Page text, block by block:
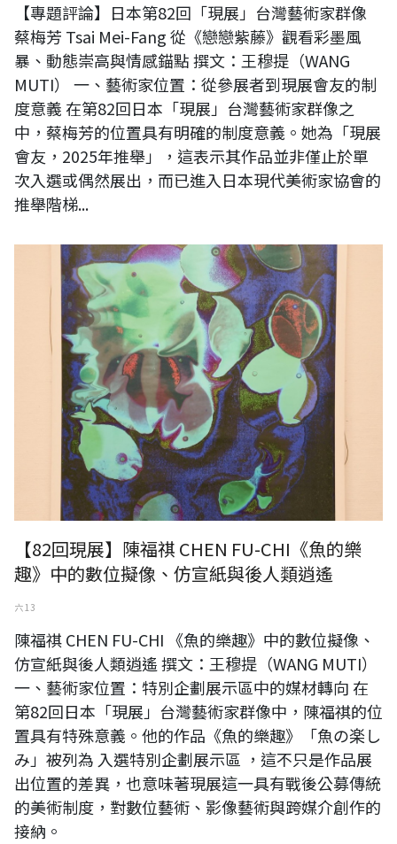
【專題評論】日本第82回「現展」台灣藝術家群像
蔡梅芳 Tsai Mei-Fang 從《戀戀紫藤》觀看彩墨風
暴、動態崇高與情感錨點 撰文：王穆提（WANG
MUTI） 一、藝術家位置：從參展者到現展會友的制
度意義 在第82回日本「現展」台灣藝術家群像之
中，蔡梅芳的位置具有明確的制度意義。她為「現展
會友，2025年推舉」，這表示其作品並非僅止於單
次入選或偶然展出，而已進入日本現代美術家協會的
推舉階梯...
【82回現展】陳福祺 CHEN FU-CHI《魚的樂
趣》中的數位擬像、仿宣紙與後人類逍遙
六 13
陳福祺 CHEN FU-CHI 《魚的樂趣》中的數位擬像、
仿宣紙與後人類逍遙 撰文：王穆提（WANG MUTI）
一、藝術家位置：特別企劃展示區中的媒材轉向 在
第82回日本「現展」台灣藝術家群像中，陳福祺的位
置具有特殊意義。他的作品《魚的樂趣》「魚の楽し
み」被列為 入選特別企劃展示區 ，這不只是作品展
出位置的差異，也意味著現展這一具有戰後公募傳統
的美術制度，對數位藝術、影像藝術與跨媒介創作的
接納。